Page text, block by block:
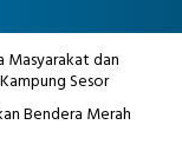
Masyarakat dan
Sesor
Bendera Merah